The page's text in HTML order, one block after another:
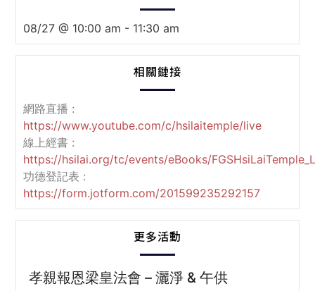
08/27 @ 10:00 am - 11:30 am
相關鏈接
網路直播 :
https://www.youtube.com/c/hsilaitemple/live
線上經書 :
https://hsilai.org/tc/events/eBooks/
功德登記表 :
https://form.jotform.com/201599235292157
更多活動
孝親報恩梁皇法會 – 灑淨 & 午供